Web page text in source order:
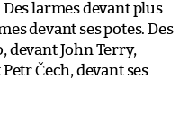
Des larmes devant plus
devant ses potes. Des
devant John Terry,
Čech, devant ses